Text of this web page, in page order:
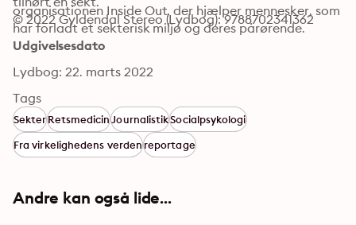
organisationen Inside Out, der hjælper mennesker, som
har forladt et sekterisk miljø og deres pårørende.
© 2022 Gyldendal Stereo (Lydbog): 9788702341362
Udgivelsesdato
Lydbog: 22. marts 2022
Tags
SekterRetsmedicinJournalistikSocialpsykologi
Fra virkelighedens verdenreportage
Andre kan også lide...